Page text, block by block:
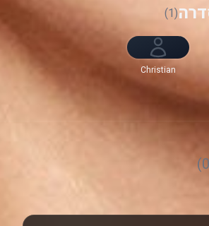
(1)
Christian
Siriano, Nina